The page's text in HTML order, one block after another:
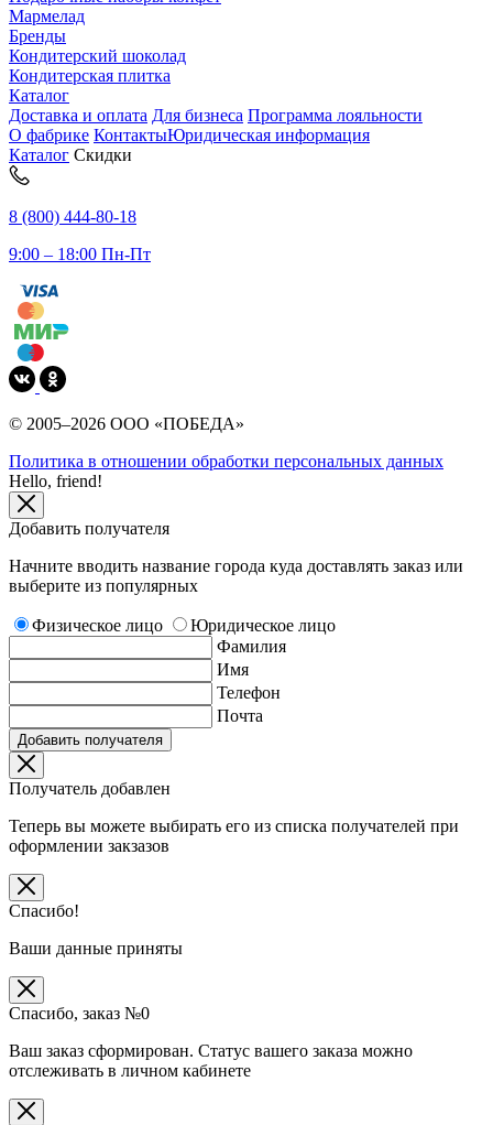
Мармелад
Бренды
Кондитерский шоколад
Кондитерская плитка
Каталог
Доставка и оплата Для бизнеса Программа лояльности
О фабрике КонтактыЮридическая информация
Каталог Скидки
8 (800) 444-80-18
9:00 – 18:00 Пн-Пт
© 2005–2026 ООО «ПОБЕДА»
Политика в отношении обработки персональных данных
Hello, friend!
Добавить получателя
Начните вводить название города куда доставлять заказ или
выберите из популярных
Физическое лицо
Юридическое лицо
Фамилия
Имя
Телефон
Почта
Добавить получателя
Получатель добавлен
Теперь вы можете выбирать его из списка получателей при
оформлении закзазов
Спасибо!
Ваши данные приняты
Спасибо, заказ №0
Ваш заказ сформирован. Статус вашего заказа можно
отслеживать в личном кабинете